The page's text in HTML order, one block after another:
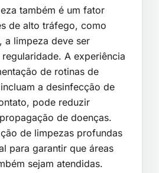
também é um fator
de alto tráfego, como
a limpeza deve ser
A experiência
de rotinas de
a desinfecção de
pode reduzir
de doenças.
de limpezas profundas
para garantir que áreas
sejam atendidas.